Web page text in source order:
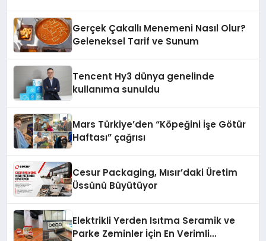
Gerçek Çakallı Menemeni Nasıl Olur?
Geleneksel Tarif ve Sunum
Tencent Hy3 dünya genelinde
kullanıma sunuldu
Mars Türkiye’den “Köpeğini İşe Götür
Haftası” çağrısı
Cesur Packaging, Mısır’daki Üretim
Üssünü Büyütüyor
Elektrikli Yerden Isıtma Seramik ve
Parke Zeminler İçin En Verimli